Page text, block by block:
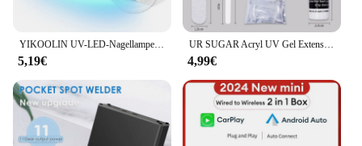
YIKOOLIN UV-LED-Nagellampe, 48 W, für professionelle Limousine, schneller Nagelgel-Trockner mit 4 Timern, automatischem Sensor-LCD-Display
5,19€
UR SUGAR Acryl UV Gel Extension Nail Gel Kit Nude Glitter Color Fast Building Gel Nagellack Alles für Maniküre Nail Art Design
4,99€